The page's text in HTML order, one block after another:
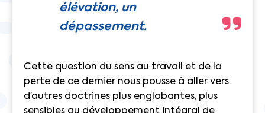
élévation, un
dépassement.
Cette question du sens au travail et de la
perte de ce dernier nous pousse à aller vers
d’autres doctrines plus englobantes, plus